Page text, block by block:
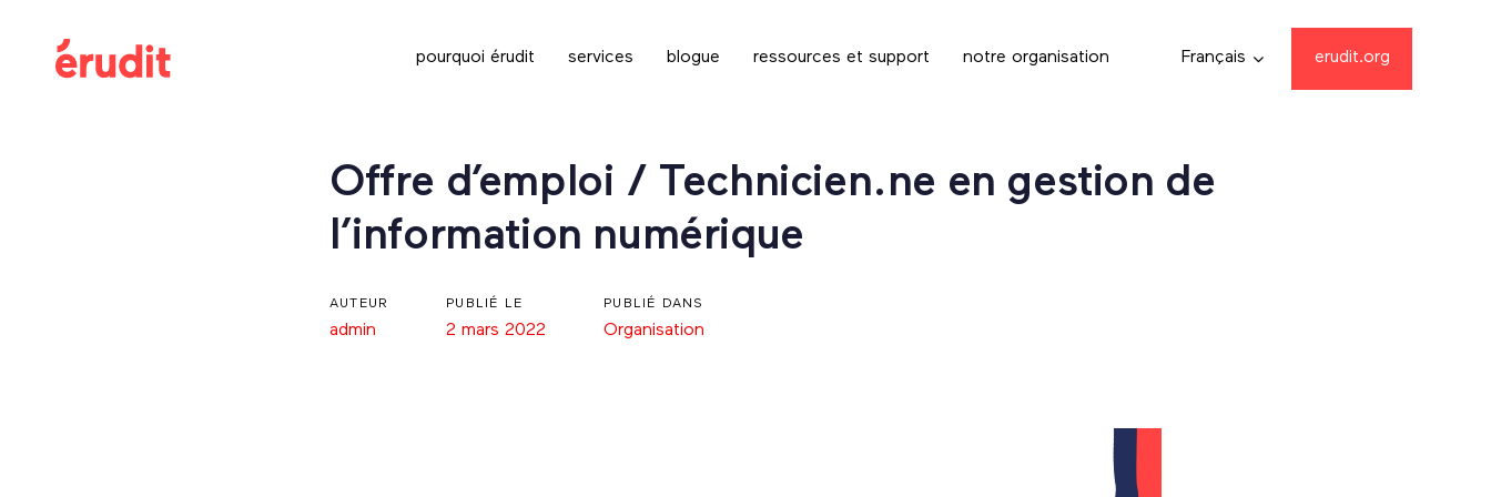
content
pourquoi érudit services blogue ressources et support notre organisation Français erudit.org
Offre d’emploi / Technicien.ne en gestion de
l’information numérique
AUTEUR
admin
PUBLIÉ LE
2 mars 2022
PUBLIÉ DANS
Organisation
Post
navigation